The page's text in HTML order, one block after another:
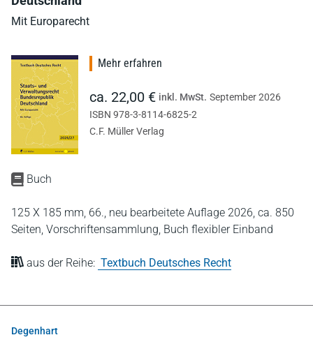
Mit Europarecht
Buch
125 X 185 mm, 66., neu bearbeitete Auflage 2026, ca. 850
Seiten, Vorschriftensammlung, Buch flexibler Einband
aus der Reihe: Textbuch Deutsches Recht
Mehr erfahren
ca. 22,00 € inkl. MwSt. September 2026
ISBN 978-3-8114-6825-2
C.F. Müller Verlag
Degenhart